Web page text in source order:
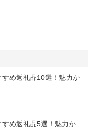
め返礼品10選！魅力か
め返礼品5選！魅力か